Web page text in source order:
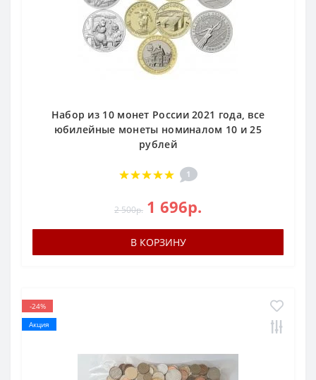
Набор из 10 монет России 2021 года, все
юбилейные монеты номиналом 10 и 25
рублей
1
2 500р. 1 696р.
В КОРЗИНУ
-24%
Акция